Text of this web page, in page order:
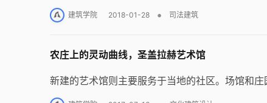
建筑学院 2018-01-28 • 司法建筑
农庄上的灵动曲线，圣盖拉赫艺术馆
新建的艺术馆则主要服务于当地的社区。场馆和